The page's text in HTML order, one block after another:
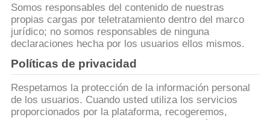
VIAJE
DE
LA
FÁBRICA
Somos responsables del contenido de nuestras
propias cargas por teletratamiento dentro del marco
jurídico; no somos responsables de ninguna
declaraciones hecha por los usuarios ellos mismos.
Políticas de privacidad
Respetamos la protección de la información personal
de los usuarios. Cuando usted utiliza los servicios
proporcionados por la plataforma, recogeremos,